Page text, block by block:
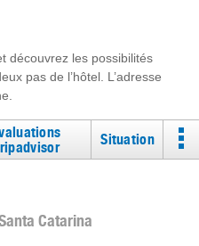
découvrez les possibilités
pas de l’hôtel. L’adresse
Situation
Catarina